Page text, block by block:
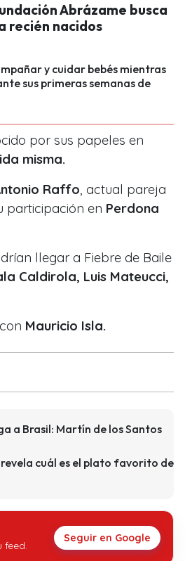
Abrázame busca
recién nacidos
y cuidar bebés mientras
sus primeras semanas de
por sus papeles en
misma.
Raffo , actual pareja
participación en Perdona
llegar a Fiebre de Baile
Caldirola, Luis Mateucci,
Mauricio Isla.
a Brasil: Martín de los Santos
cuál es el plato favorito de
Seguir en Google